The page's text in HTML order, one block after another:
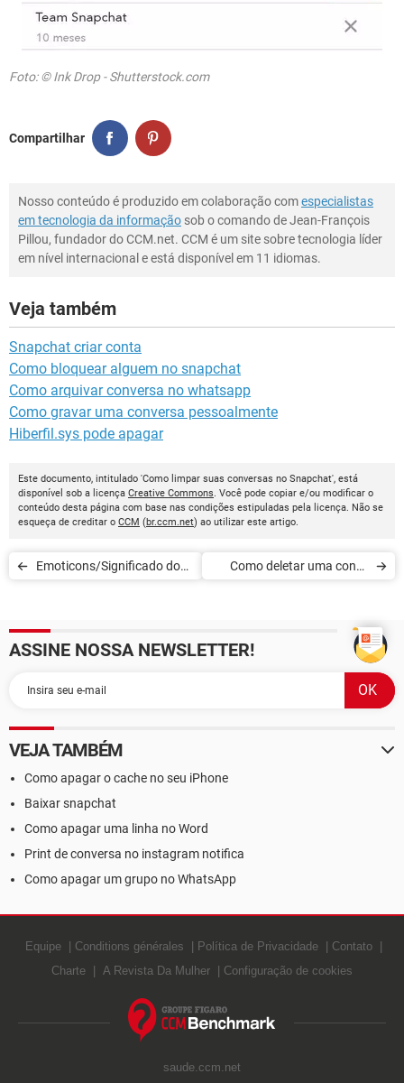
Foto: © Ink Drop - Shutterstock.com
Compartilhar
Nosso conteúdo é produzido em colaboração comespecialistas
em tecnologia da informação sob o comando de Jean-François
Pillou, fundador do CCM.net. CCM é um site sobre tecnologia líder
em nível internacional e está disponível em 11 idiomas.
Veja também
Snapchat criar conta
Como bloquear alguem no snapchat
Como arquivar conversa no whatsapp
Como gravar uma conversa pessoalmente
Hiberfil.sys pode apagar
Este documento, intitulado 'Como limpar suas conversas no Snapchat', está
disponível sob a licença Creative Commons. Você pode copiar e/ou modificar o
conteúdo desta página com base nas condições estipuladas pela licença. Não se
esqueça de creditar o CCM (br.ccm.net) ao utilizar este artigo.
Emoticons/Significado dos
Como deletar uma conta
ASSINE NOSSA NEWSLETTER!
VEJA TAMBÉM
Como apagar o cache no seu iPhone
Baixar snapchat
Como apagar uma linha no Word
Print de conversa no instagram notifica
Como apagar um grupo no WhatsApp
Equipe Conditions générales Política de Privacidade
Contato
Charte
A Revista Da Mulher Configuração de cookies
saude.ccm.net